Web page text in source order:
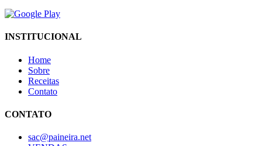
INSTITUCIONAL
Home
Sobre
Receitas
Contato
CONTATO
sac@paineira.net